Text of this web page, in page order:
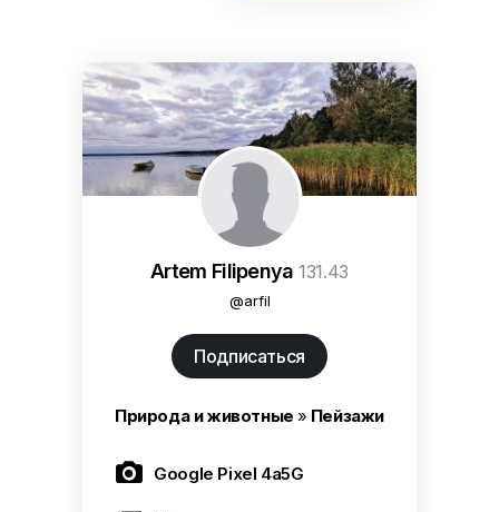
Artem Filipenya 131.43
@arfil
Подписаться
Природа и животные » Пейзажи
 Google Pixel 4a5G